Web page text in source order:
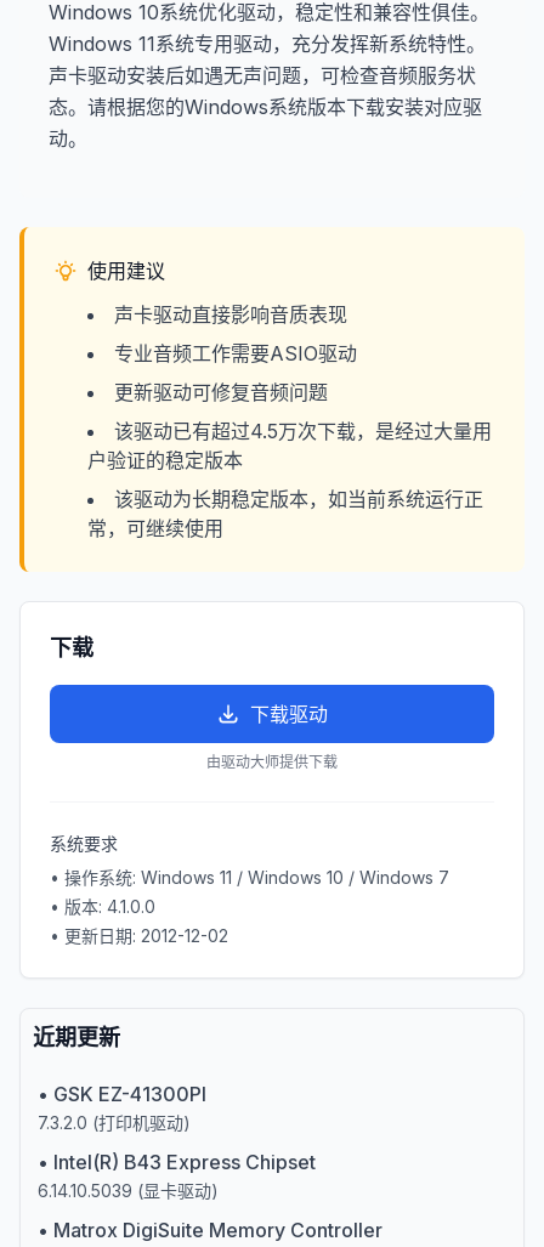
Windows 10系统优化驱动，稳定性和兼容性俱佳。
Windows 11系统专用驱动，充分发挥新系统特性。
声卡驱动安装后如遇无声问题，可检查音频服务状
态。请根据您的Windows系统版本下载安装对应驱
动。
使用建议
声卡驱动直接影响音质表现
专业音频工作需要ASIO驱动
更新驱动可修复音频问题
该驱动已有超过4.5万次下载，是经过大量用
户验证的稳定版本
该驱动为长期稳定版本，如当前系统运行正
常，可继续使用
下载
下载驱动
由驱动大师提供下载
系统要求
• 操作系统: Windows 11 / Windows 10 / Windows 7
• 版本: 4.1.0.0
• 更新日期: 2012-12-02
近期更新
• GSK EZ-41300PI
7.3.2.0 (打印机驱动)
• Intel(R) B43 Express Chipset
6.14.10.5039 (显卡驱动)
• Matrox DigiSuite Memory Controller